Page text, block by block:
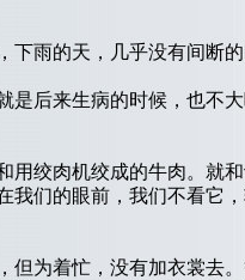
雨的天，几乎没有间断的
后来生病的时候，也不
绞肉机绞成的牛肉。就
们的眼前，我们不看它
为着忙，没有加衣裳去